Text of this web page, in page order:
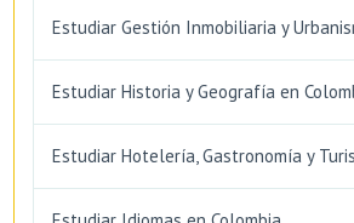
Estudiar Gestión Inmobiliaria y
Estudiar Historia y Geografía en
Estudiar Hotelería, Gastronomía y